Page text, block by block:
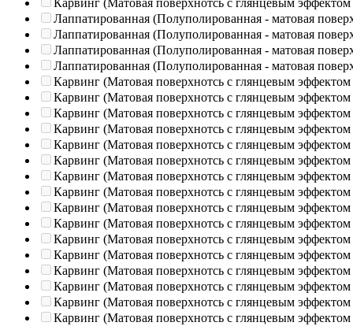
Карвинг (Матовая поверхнотсь с глянцевым эффектом
Лаппатированная (Полуполированная - матовая
Лаппатированная (Полуполированная - матовая
Лаппатированная (Полуполированная - матовая
Лаппатированная (Полуполированная - матовая
Карвинг (Матовая поверхнотсь с глянцевым эффектом
Карвинг (Матовая поверхнотсь с глянцевым эффектом
Карвинг (Матовая поверхнотсь с глянцевым эффектом
Карвинг (Матовая поверхнотсь с глянцевым эффектом
Карвинг (Матовая поверхнотсь с глянцевым эффектом
Карвинг (Матовая поверхнотсь с глянцевым эффектом
Карвинг (Матовая поверхнотсь с глянцевым эффектом
Карвинг (Матовая поверхнотсь с глянцевым эффектом
Карвинг (Матовая поверхнотсь с глянцевым эффектом
Карвинг (Матовая поверхнотсь с глянцевым эффектом
Карвинг (Матовая поверхнотсь с глянцевым эффектом
Карвинг (Матовая поверхнотсь с глянцевым эффектом
Карвинг (Матовая поверхнотсь с глянцевым эффектом
Карвинг (Матовая поверхнотсь с глянцевым эффектом
Карвинг (Матовая поверхнотсь с глянцевым эффектом
Карвинг (Матовая поверхнотсь с глянцевым эффектом